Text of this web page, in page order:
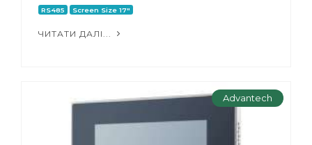
RS485 Screen Size 17"
ЧИТАТИ ДАЛІ...
Advantech